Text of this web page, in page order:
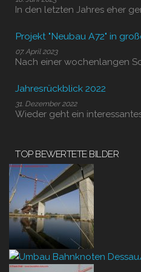
In den letzten Jahres eher
Projekt "Neubau A72" in
07. April 2023
Nach einer wochenlangen
Jahresrückblick 2022
31. Dezember 2022
Wieder geht ein
TOP BEWERTETE BILDER